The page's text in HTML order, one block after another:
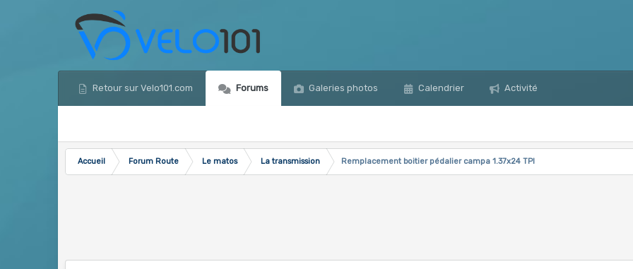
Retour sur Velo101.com Forums Galeries photos Calendrier Activité
Accueil Forum Route Le matos La transmission Remplacement boitier pédalier campa 1.37x24 TPI